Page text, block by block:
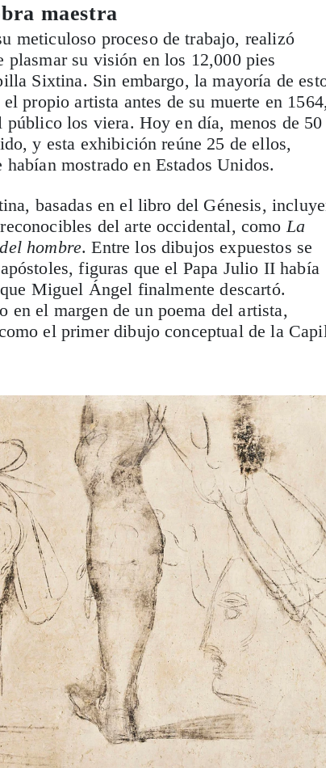
maestra
meticuloso proceso de trabajo, realizó
plasmar su visión en los 12,000 pies
Sixtina. Sin embargo, la mayoría de
propio artista antes de su muerte en
público los viera. Hoy en día, menos de 50
y esta exhibición reúne 25 de ellos,
mostrado en Estados Unidos.
basadas en el libro del Génesis,
del arte occidental, como La
hombre. Entre los dibujos expuestos se
figuras que el Papa Julio II había
Miguel Ángel finalmente descartó.
en el margen de un poema del artista,
el primer dibujo conceptual de la